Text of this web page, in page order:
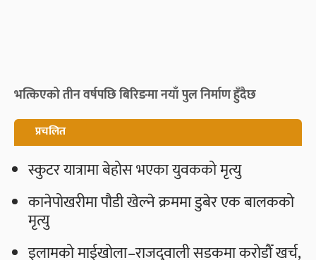
भत्किएको तीन वर्षपछि बिरिङमा नयाँ पुल निर्माण हुँदैछ
प्रचलित
स्कुटर यात्रामा बेहोस भएका युवकको मृत्यु
कानेपोखरीमा पौडी खेल्ने क्रममा डुबेर एक बालकको
मृत्यु
इलामको माईखोला–राजदुवाली सडकमा करोडौँ खर्च,